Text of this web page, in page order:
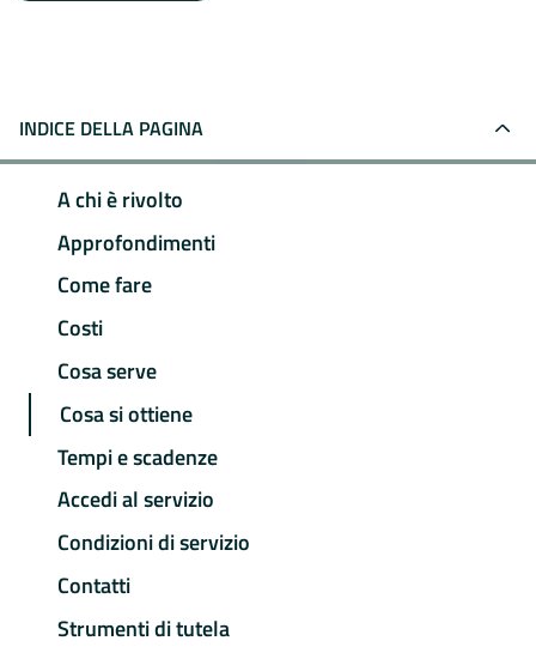
INDICE DELLA PAGINA
A chi è rivolto
Approfondimenti
Come fare
Costi
Cosa serve
Cosa si ottiene
Tempi e scadenze
Accedi al servizio
Condizioni di servizio
Contatti
Strumenti di tutela